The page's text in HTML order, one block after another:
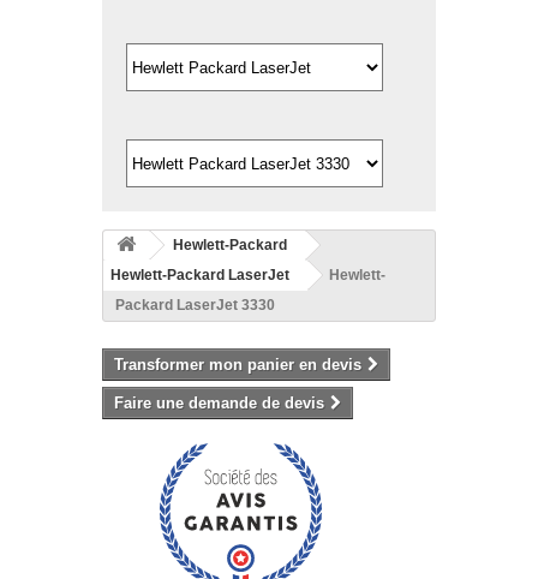
Hewlett-Packard
Hewlett-Packard LaserJet
Hewlett-
Packard LaserJet 3330
Transformer mon panier en devis
Faire une demande de devis